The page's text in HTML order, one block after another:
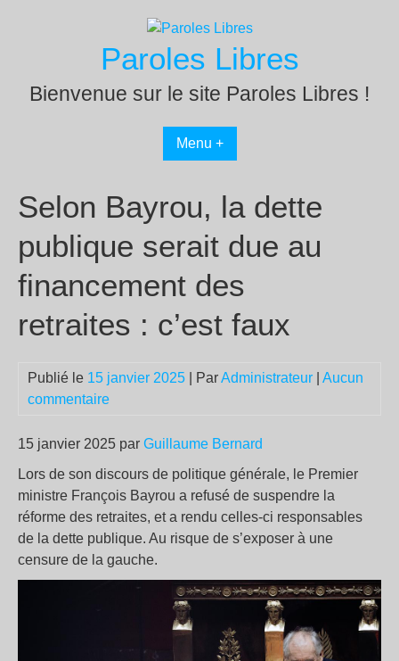
Paroles Libres
Bienvenue sur le site Paroles Libres !
Menu +
Selon Bayrou, la dette
publique serait due au
financement des
retraites : c’est faux
Publié le 15 janvier 2025 | ParAdministrateur
Aucun
commentaire
15 janvier 2025 par Guillaume Bernard
Lors de son discours de politique générale, le Premier
ministre François Bayrou a refusé de suspendre la
réforme des retraites, et a rendu celles-ci responsables
de la dette publique. Au risque de s’exposer à une
censure de la gauche.